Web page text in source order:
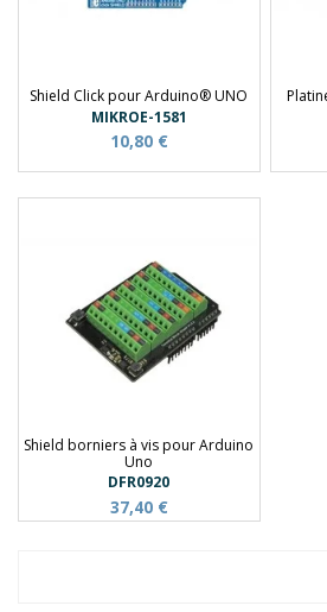
Shield Click pour Arduino® UNO
MIKROE-1581
10,80 €
Shield borniers à vis pour Arduino
Uno
DFR0920
37,40 €